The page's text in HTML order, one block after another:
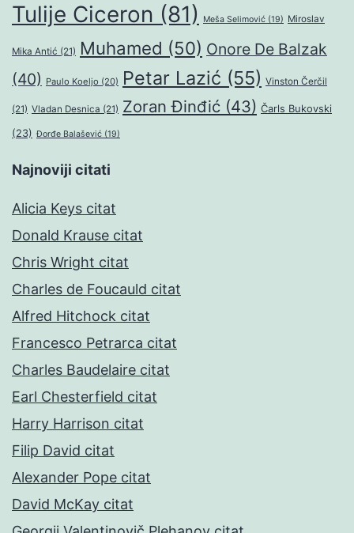
Tulije Ciceron (81) Meša Selimović (19) Miroslav
Mika Antić (21) Muhamed (50) Onore De Balzak
(40) Paulo Koeljo (20) Petar Lazić (55) Vinston Čerčil
(21) Vladan Desnica (21) Zoran Đinđić (43) Čarls Bukovski
(23) Đorđe Balašević (19)
Najnoviji citati
Alicia Keys citat
Donald Krause citat
Chris Wright citat
Charles de Foucauld citat
Alfred Hitchock citat
Francesco Petrarca citat
Charles Baudelaire citat
Earl Chesterfield citat
Harry Harrison citat
Filip David citat
Alexander Pope citat
David McKay citat